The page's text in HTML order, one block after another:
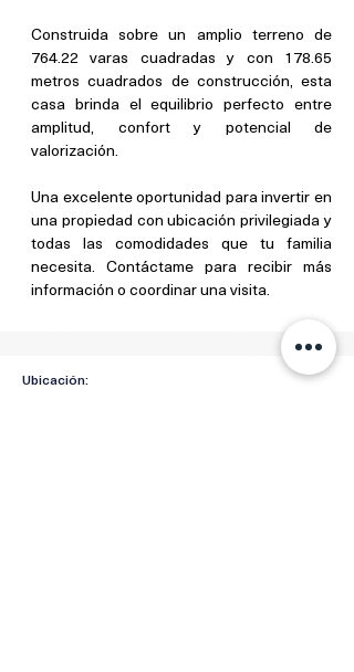
Construida sobre un amplio terreno de
764.22 varas cuadradas y con 178.65
metros cuadrados de construcción, esta
casa brinda el equilibrio perfecto entre
amplitud, confort y potencial de
valorización.
Una excelente oportunidad para invertir en
una propiedad con ubicación privilegiada y
todas las comodidades que tu familia
necesita. Contáctame para recibir más
información o coordinar una visita.
Ubicación: